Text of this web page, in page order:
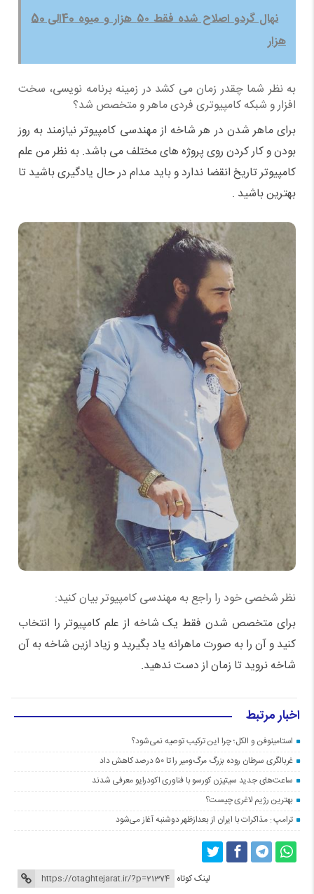
نهال گردو اصلاح شده فقط ۵۰ هزار و میوه 40الی 50
هزار
به نظر شما چقدر زمان می کشد در زمینه برنامه نویسی، سخت
افزار و شبکه کامپیوتری فردی ماهر و متخصص شد؟
برای ماهر شدن در هر شاخه از مهندسی کامپیوتر نیازمند به روز
بودن و کار کردن روی پروژه های مختلف می باشد. به نظر من علم
کامپیوتر تاریخ انقضا ندارد و باید مدام در حال یادگیری باشید تا
بهترین باشید .
نظر شخصی خود را راجع به مهندسی کامپیوتر بیان کنید:
برای متخصص شدن فقط یک شاخه از علم کامپیوتر را انتخاب
کنید و آن را به صورت ماهرانه یاد بگیرید و زیاد ازین شاخه به آن
شاخه نروید تا زمان از دست ندهید.
اخبار مرتبط
استامینوفن و الکل؛ چرا این ترکیب توصیه نمی‌شود؟
غربالگری سرطان روده بزرگ مرگ‌ومیر را تا ۵۰ درصد کاهش داد
ساعت‌های جدید سیتیزن کورسو با فناوری اکودرایو معرفی شدند
بهترین رژیم لاغری چیست؟
ترامپ : مذاکرات با ایران از بعدازظهر دوشنبه آغاز می‌شود
لینک کوتاه